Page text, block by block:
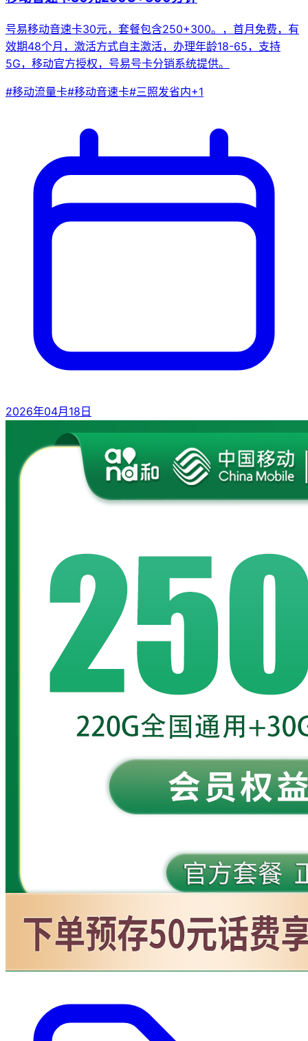
号易移动音速卡30元，套餐包含250+300。，首月免费，有
效期48个月，激活方式自主激活，办理年龄18-65，支持
5G，移动官方授权，号易号卡分销系统提供。
#移动流量卡#移动音速卡#三照发省内+1
2026年04月18日